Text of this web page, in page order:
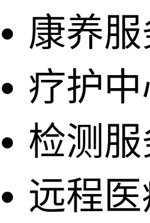
康养
疗护
检测服
远程医